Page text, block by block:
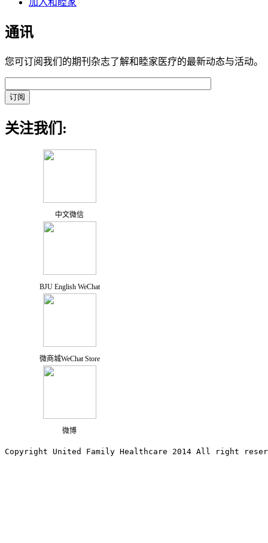
加入和睦家
通讯
您可订阅我们的期刊杂志了解和睦家医疗的最新动态与活动。
关注我们:
中文微信
BJU English WeChat
微商城WeChat Store
微博
Copyright United Family Healthcare 2014 All right